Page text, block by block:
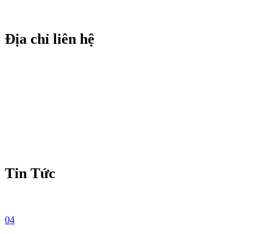
Địa chỉ liên hệ
Tin Tức
04